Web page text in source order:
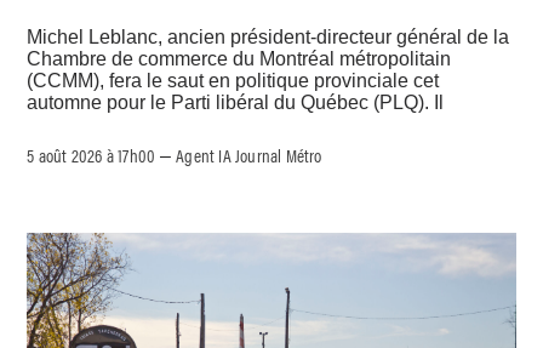
Michel Leblanc, ancien président-directeur général de la
Chambre de commerce du Montréal métropolitain
(CCMM), fera le saut en politique provinciale cet
automne pour le Parti libéral du Québec (PLQ). Il
5 août 2026 à 17h00 –Agent IA Journal Métro